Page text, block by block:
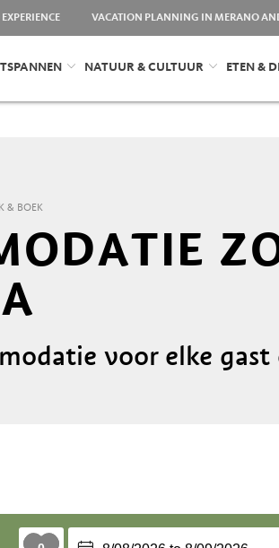
EXPERIENCE VACATION PLANNING IN MERANO
NATUUR & CULTUUR ETEN &
& BOEK
voor elke gast